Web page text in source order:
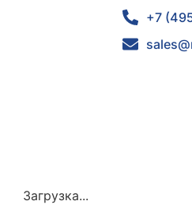
+7
Загрузка...